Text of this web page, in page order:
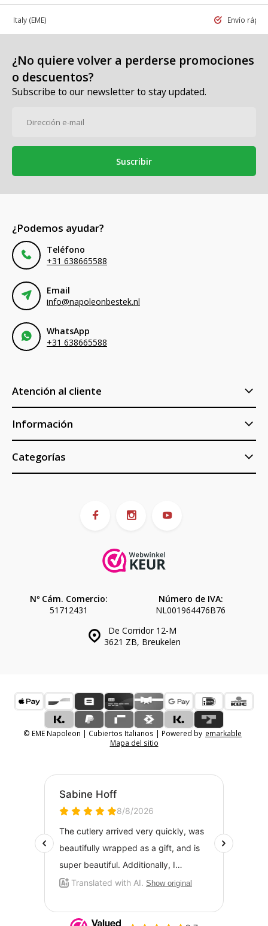
in Italy (EME) Envío
¿No quiere volver a perderse promociones
o descuentos?
Subscribe to our newsletter to stay updated.
Suscribir
¿Podemos ayudar?
Teléfono
+31 638665588
Email
info@napoleonbestek.nl
WhatsApp
+31 638665588
Atención al cliente
Información
Categorías
De Corridor 12-M
3621 ZB, Breukelen
Nº Cám. Comercio:
51712431
Número de IVA:
NL001964476B76
© EME Napoleon | Cubiertos Italianos | Powered by emarkable
Mapa del sitio